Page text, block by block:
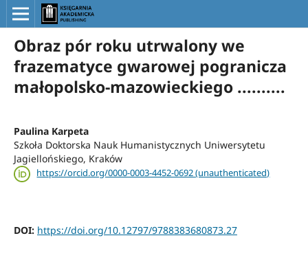
Obraz pór roku utrwalony we
frazematyce gwarowej pogranicza
małopolsko-mazowieckiego ..........
Paulina Karpeta
Szkoła Doktorska Nauk Humanistycznych Uniwersytetu
Jagiellońskiego, Kraków
https://orcid.org/0000-0003-4452-0692 (unauthenticated)
DOI: https://doi.org/10.12797/9788383680873.27